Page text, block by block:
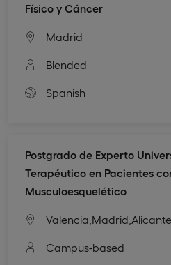
Físico y Cáncer
Madrid
Blended
Spanish
Postgrado de Experto
Terapéutico en Pacientes
Musculoesquelético
Valencia, Madrid, Alicante
Campus-based